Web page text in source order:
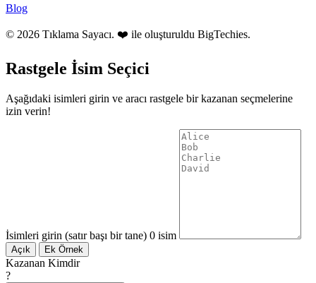
Blog
© 2026 Tıklama Sayacı. ❤️ ile oluşturuldu BigTechies.
Rastgele İsim Seçici
Aşağıdaki isimleri girin ve aracı rastgele bir kazanan seçmelerine
izin verin!
İsimleri girin (satır başı bir tane) 0 isim
Açık Ek Örnek
Kazanan Kimdir
?